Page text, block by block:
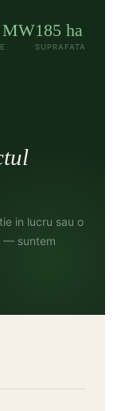
MW185 ha
SUPRAFATA
in lucru sau o
— suntem